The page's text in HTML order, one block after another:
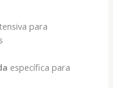
para
específica para